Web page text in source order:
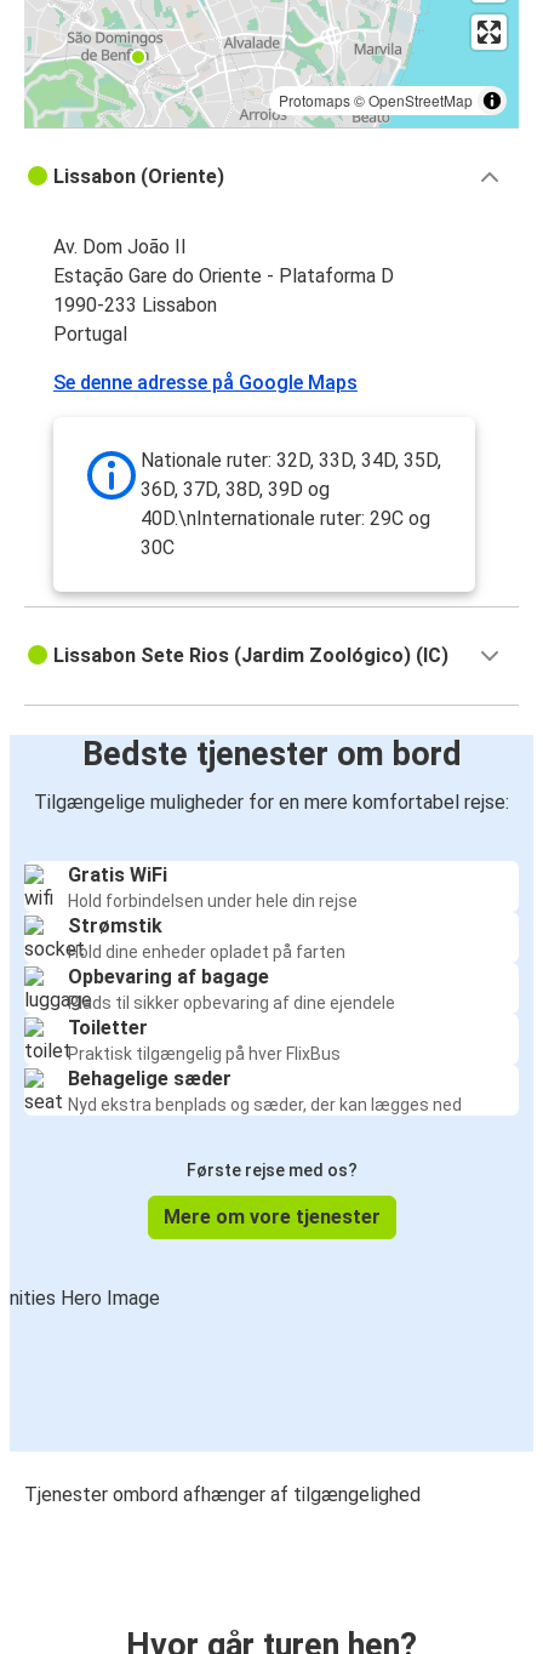
Protomaps©OpenStreetMap
Lissabon (Oriente)
Av. Dom João II
Estação Gare do Oriente - Plataforma D
1990-233 Lissabon
Portugal
Se denne adresse på Google Maps
Nationale ruter: 32D, 33D, 34D, 35D,
36D, 37D, 38D, 39D og
40D.\nInternationale ruter: 29C og
30C
Lissabon Sete Rios (Jardim Zoológico) (IC)
Bedste tjenester om bord
Tilgængelige muligheder for en mere komfortabel rejse:
Gratis WiFi
Hold forbindelsen under hele din rejse
Strømstik
Hold dine enheder opladet på farten
Opbevaring af bagage
Plads til sikker opbevaring af dine ejendele
Toiletter
Praktisk tilgængelig på hver FlixBus
Behagelige sæder
Nyd ekstra benplads og sæder, der kan lægges ned
Første rejse med os?
Mere om vore tjenester
Tjenester ombord afhænger af tilgængelighed
Hvor går turen hen?